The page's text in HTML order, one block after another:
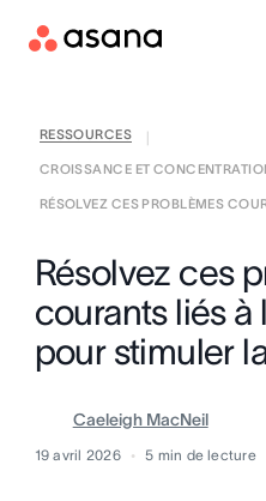
Contacter le
RESSOURCES
CROISSANCE ET
RÉSOLVEZ CES PROBLÈMES
Résolvez ces
courants liés à
pour stimuler
Caeleigh MacNeil
19 avril 2026 5 min de lecture